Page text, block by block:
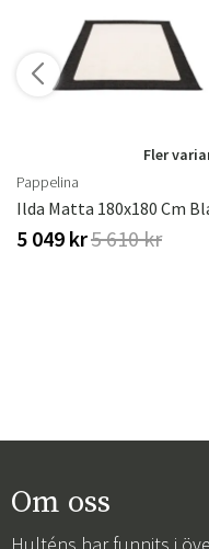
Fler
Pappelina
5 049 kr5 610 kr
Om oss